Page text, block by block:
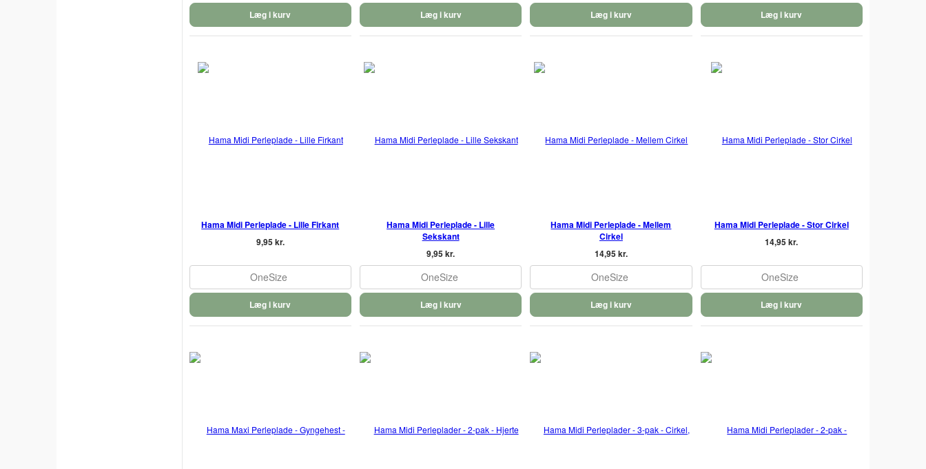
Læg i kurv Læg i kurv Læg i kurv Læg i kurv
Hama Midi Perleplade - Lille Firkant
9,95 kr.
OneSize
Læg i kurv
Hama Midi Perleplade - Lille
Sekskant
9,95 kr.
OneSize
Læg i kurv
Hama Midi Perleplade - Mellem
Cirkel
14,95 kr.
OneSize
Læg i kurv
Hama Midi Perleplade - Stor Cirkel
14,95 kr.
OneSize
Læg i kurv